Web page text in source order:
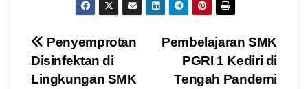
Navigasi
pos
Pembelajaran SMK
PGRI 1 Kediri di
Tengah Pandemi
Penyemprotan
Disinfektan di
Lingkungan SMK